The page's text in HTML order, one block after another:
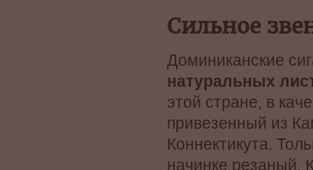
Сильное
Доминиканские
натуральных
этой стране, в
привезенный из
Коннектикута.
начинке резаный.